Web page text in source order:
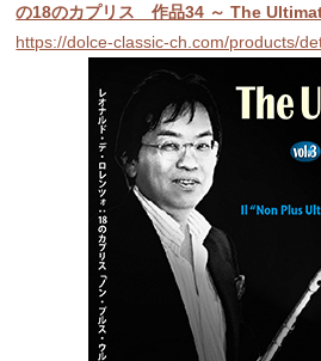
の18のカプリス 作品34 ～ The
https://dolce-classic-ch.com/products/